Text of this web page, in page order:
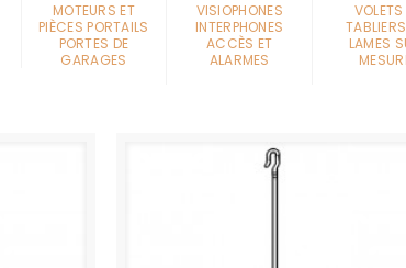
MOTEURS ET
PIÈCES PORTAILS
PORTES DE
GARAGES
VISIOPHONES
INTERPHONES
ACCÈS ET
ALARMES
LAMES